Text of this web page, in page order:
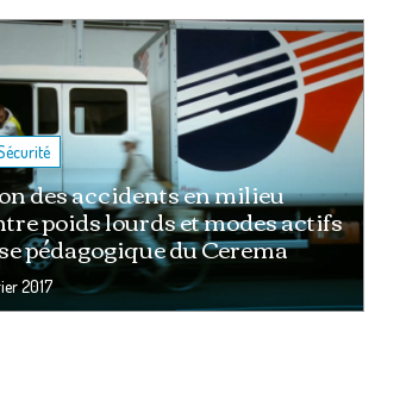
des accidents en milieu
poids lourds et modes actifs
pédagogique du Cerema
2017